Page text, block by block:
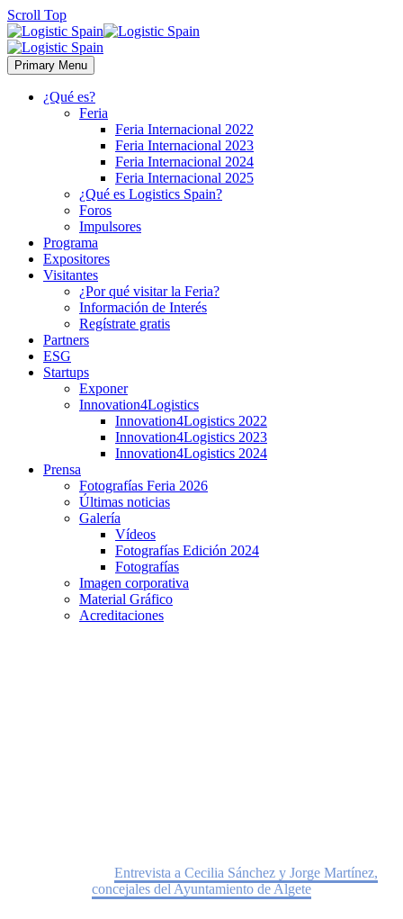
Scroll Top
Primary Menu
¿Qué es?
Feria
Feria Internacional 2022
Feria Internacional 2023
Feria Internacional 2024
Feria Internacional 2025
¿Qué es Logistics Spain?
Foros
Impulsores
Programa
Expositores
Visitantes
¿Por qué visitar la Feria?
Información de Interés
Regístrate gratis
Partners
ESG
Startups
Exponer
Innovation4Logistics
Innovation4Logistics 2022
Innovation4Logistics 2023
Innovation4Logistics 2024
Prensa
Fotografías Feria 2026
Últimas noticias
Galería
Vídeos
Fotografías Edición 2024
Fotografías
Imagen corporativa
Material Gráfico
Acreditaciones
Entrevista a Cecilia Sánchez y Jorge Martínez,
concejales del Ayuntamiento de Algete